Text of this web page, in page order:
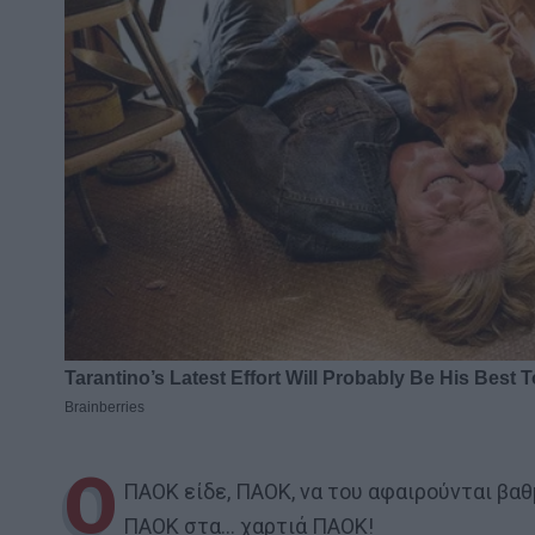
Ο ΠΑΟΚ είδε, ΠΑΟΚ, να του αφαιρούνται
ΠΑΟΚ στα… χαρτιά ΠΑΟΚ!